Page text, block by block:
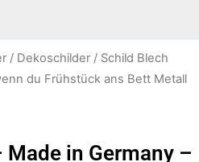
/ Dekoschilder / Schild Blech
du Frühstück ans Bett Metall
in Germany –